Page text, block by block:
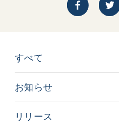
すべて
お知らせ
リリース